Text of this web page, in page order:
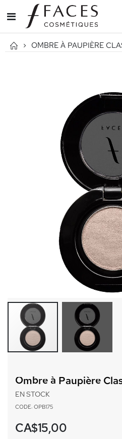
Affichage
navigation
OMBRE À PAUPIÈRE
début
d’images
Ombre à Paupière
EN STOCK
CODE: OPB175
CA$15,00